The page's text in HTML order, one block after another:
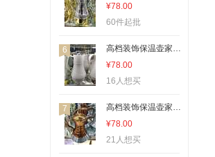
¥78.00
60件起批
6
高档装饰保温壶家用公用适用于各种场所8
¥78.00
16人想买
7
高档装饰保温壶家用公用适用于各种场所23
¥78.00
21人想买